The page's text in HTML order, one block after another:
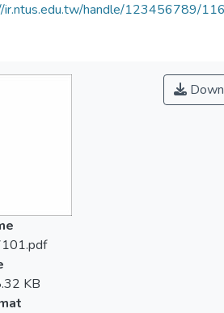
ir.ntus.edu.tw/handle/123456789/
KB